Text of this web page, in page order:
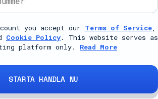
you accept our Terms of Service,
Cookie Policy. This website serves as
platform only. Read More
STARTA HANDLA NU